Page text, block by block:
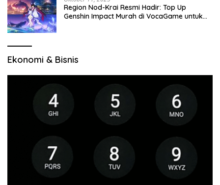
Region Nod-Krai Resmi Hadir: Top Up
Genshin Impact Murah di VocaGame untuk
Ekonomi & Bisnis